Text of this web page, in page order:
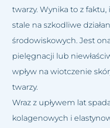
Worki i cienie
Wypadanie
Zapadnięta
Zastoje
Zmarszczki
Usuwanie blizn
Usuwanie
wargowych
Usuwanie
Usuwanie
permanentnego
twarzy. Wynika to z
stale na szkodliwe
środowiskowych. Jest
pielęgnacji lub
wpływ na wiotczenie
twarzy.
Wraz z upływem lat
kolagenowych i